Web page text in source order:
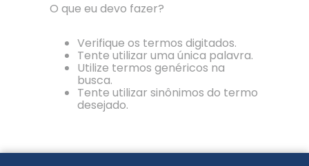
O que eu devo fazer?
Verifique os termos digitados.
Tente utilizar uma única palavra.
Utilize termos genéricos na
busca.
Tente utilizar sinônimos do termo
desejado.